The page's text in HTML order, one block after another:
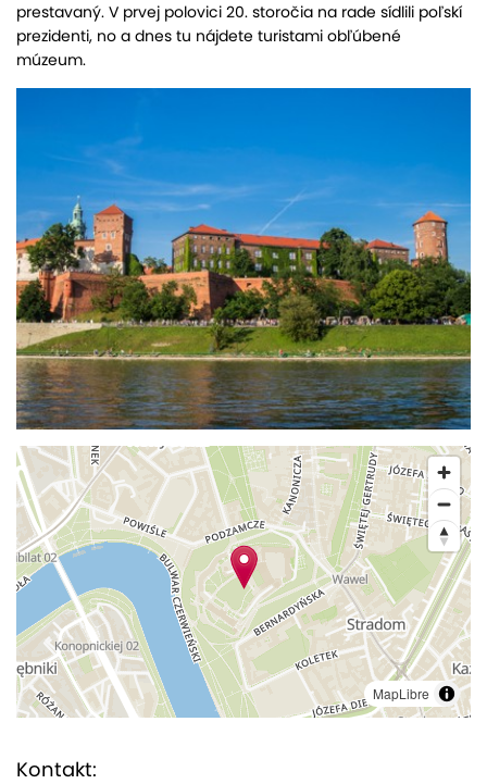
prestavaný. V prvej polovici 20. storočia na rade sídlili poľskí
prezidenti, no a dnes tu nájdete turistami obľúbené
múzeum.
MapLibre
Kontakt: